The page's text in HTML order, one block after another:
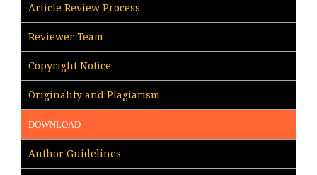
Article Review Process
Reviewer Team
Copyright Notice
Originality and Plagiarism
DOWNLOAD
Author Guidelines